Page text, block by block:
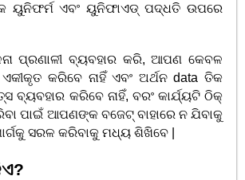
ୟୁନିଫର୍ମ ଏବଂ ୟୁନିଫାଏଡ୍ ପଦ୍ଧତି ଉପରେ
ପ୍ରଣାଳୀ ବ୍ୟବହାର କରି, ଆପଣ କେବଳ
କରିବେ ନାହିଁ ଏବଂ ଅର୍ଥନ data ତିକ
ବ୍ୟବହାର କରିବେ ନାହିଁ, ବରଂ କାର୍ଯ୍ୟଟି ଠିକ୍
ପାଇଁ ଆପଣଙ୍କ ବଜେଟ୍ ବାହାରେ ନ ଯିବାକୁ
ସରଳ କରିବାକୁ ମଧ୍ୟ ଶିଖିବେ |